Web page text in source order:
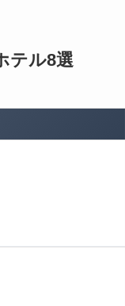
テル8選